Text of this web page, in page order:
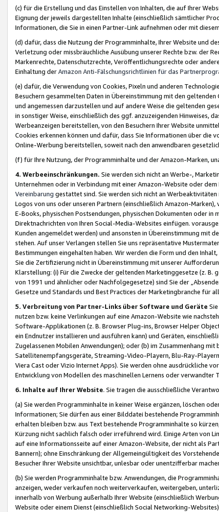
(c) für die Erstellung und das Einstellen von Inhalten, die auf Ihrer
Eignung der jeweils dargestellten Inhalte (einschließlich sämtlicher
Informationen, die Sie in einen Partner-Link aufnehmen oder mit
(d) dafür, dass die Nutzung der Programminhalte, Ihrer Website und
Verletzung oder missbräuchliche Ausübung unserer Rechte bzw. der
Markenrechte, Datenschutzrechte, Veröffentlichungsrechte oder
Einhaltung derAmazon Anti-Fälschungsrichtlinien für das
(e) dafür, die Verwendung von Cookies, Pixeln und anderen
Besuchern gesammelten Daten in Übereinstimmung mit den
und angemessen darzustellen und auf andere Weise die geltenden
in sonstiger Weise, einschließlich des ggf. anzuzeigenden Hinweises,
Werbeanzeigen bereitstellen, von den Besuchern Ihrer Website
Cookies erkennen können und dafür, dass Sie Informationen über die
Online-Werbung bereitstellen, soweit nach den anwendbaren
(f) für Ihre Nutzung, der Programminhalte und der Amazon-Marken,
4. Werbeeinschränkungen. Sie werden sich nicht an Werbe-,
Unternehmen oder in Verbindung mit einer Amazon-Website oder
Vereinbarung gestattet sind. Sie werden sich nicht an
Logos von uns oder unseren Partnern (einschließlich Amazon-
E-Books, physischen Postsendungen, physischen Dokumenten oder in
Direktnachrichten von Ihren Social-Media-Websites einfügen.
Kunden angemeldet werden) und ansonsten in Übereinstimmung mit
stehen. Auf unser Verlangen stellen Sie uns repräsentative
Bestimmungen eingehalten haben. Wir werden die Form und den
Sie die Zertifizierung nicht in Übereinstimmung mit unserer
Klarstellung: (i) Für die Zwecke der geltenden Marketinggesetze (z. B.
von 1991 und ähnlicher oder Nachfolgegesetze) sind Sie der
Gesetze und Standards und Best Practices der Marketingbranche für
5. Verbreitung von Partner-Links über Software und Geräte
nutzen bzw. keine Verlinkungen auf eine Amazon-Website wie
Software-Applikationen (z. B. Browser Plug-ins, Browser Helper
ein Endnutzer installieren und ausführen kann) und Geräten,
Zugelassenen Mobilen Anwendungen); oder (b) im Zusammenhang
Satellitenempfangsgeräte, Streaming-Video-Playern, Blu-Ray-
Viera Cast oder Vizio Internet Apps). Sie werden ohne ausdrückliche
Entwicklung von Modellen des maschinellen Lernens oder
6. Inhalte auf Ihrer Website. Sie tragen die ausschließliche
(a) Sie werden Programminhalte in keiner Weise ergänzen, löschen
Informationen; Sie dürfen aus einer Bilddatei bestehende
erhalten bleiben bzw. aus Text bestehende Programminhalte so
Kürzung nicht sachlich falsch oder irreführend wird. Einige Arten von
auf eine Informationsseite auf einer Amazon-Website, der nicht als
Bannern); ohne Einschränkung der Allgemeingültigkeit des
Besucher Ihrer Website unsichtbar, unlesbar oder unentzifferbar
(b) Sie werden Programminhalte bzw. Anwendungen, die
anzeigen, weder verkaufen noch weiterverkaufen, weitergeben,
innerhalb von Werbung außerhalb Ihrer Website (einschließlich
Website oder einem Dienst (einschließlich Social Networking-